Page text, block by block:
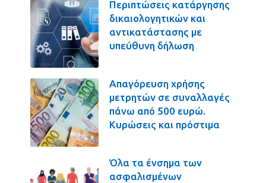
Περιπτώσεις κατάργησης
δικαιολογητικών και
αντικατάστασης με
υπεύθυνη δήλωση
Απαγόρευση χρήσης
μετρητών σε συναλλαγές
πάνω από 500 ευρώ.
Κυρώσεις και πρόστιμα
Όλα τα ένσημα των
ασφαλισμένων